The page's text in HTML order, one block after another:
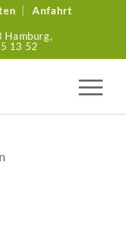
Anfahrt
Hamburg,
13 52